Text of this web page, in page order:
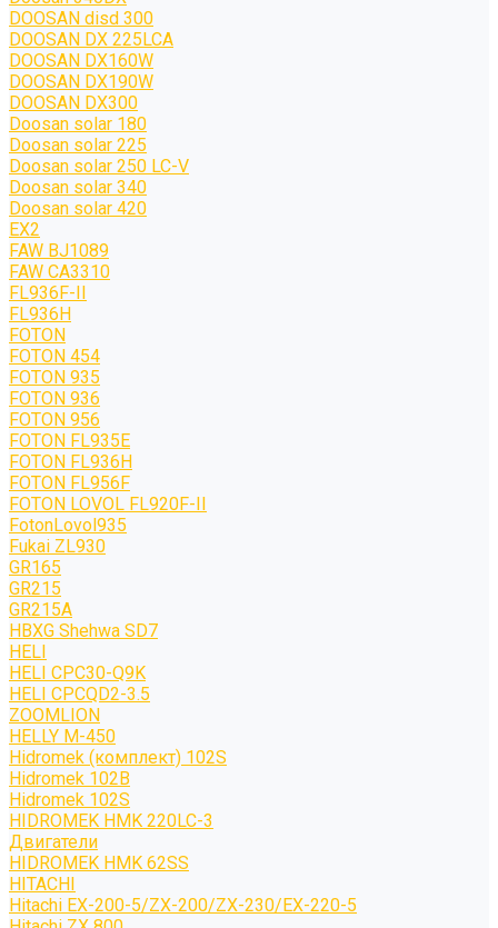
DOOSAN disd 300
DOOSAN DX 225LCA
DOOSAN DX160W
DOOSAN DX190W
DOOSAN DX300
Doosan solar 180
Doosan solar 225
Doosan solar 250 LC-V
Doosan solar 340
Doosan solar 420
EX2
FAW BJ1089
FAW CA3310
FL936F-II
FL936H
FOTON
FOTON 454
FOTON 935
FOTON 936
FOTON 956
FOTON FL935E
FOTON FL936H
FOTON FL956F
FOTON LOVOL FL920F-II
FotonLovol935
Fukai ZL930
GR165
GR215
GR215A
HBXG Shehwa SD7
HELI
HELI CPC30-Q9K
HELI CPCQD2-3.5
ZOOMLION
HELLY M-450
Hidromek (комплект) 102S
Hidromek 102B
Hidromek 102S
HIDROMEK HMK 220LC-3
Двигатели
HIDROMEK HMK 62SS
HITACHI
Hitachi EX-200-5/ZX-200/ZX-230/EX-220-5